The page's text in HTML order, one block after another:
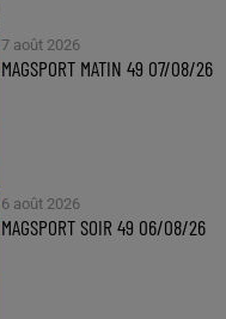
7 août 2026
MAGSPORT MATIN 49 07/08/26
6 août 2026
MAGSPORT SOIR 49 06/08/26